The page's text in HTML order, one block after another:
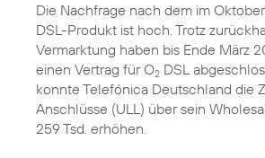
Die Nachfrage nach dem im
DSL-Produkt ist hoch. Trotz
Vermarktung haben bis Ende März
einen Vertrag für O2 DSL
konnte Telefónica Deutschland die
Anschlüsse (ULL) über sein
259 Tsd. erhöhen.